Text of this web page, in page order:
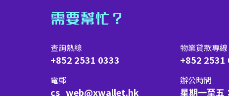
需要幫忙？
查詢熱線
+852 2531 0333
電郵
cs_web@xwallet.hk
物業貸款專線
+852 2531
辦公時間
星期一至五